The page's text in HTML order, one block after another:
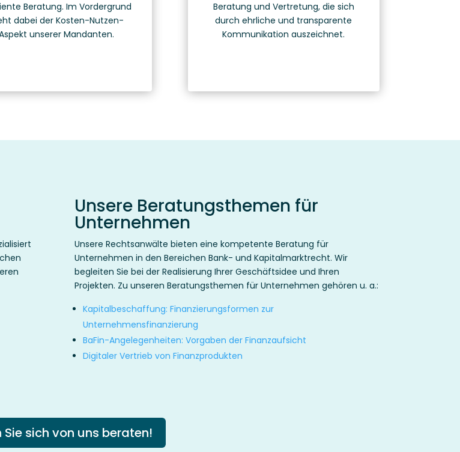
Beratung. Im Vordergrund
dabei der Kosten-Nutzen-
unserer Mandanten.
Beratung und Vertretung, die sich
durch ehrliche und transparente
Kommunikation auszeichnet.
Unsere Beratungsthemen für
Unternehmen
Unsere Rechtsanwälte bieten eine kompetente Beratung für
Unternehmen in den Bereichen Bank- und Kapitalmarktrecht. Wir
begleiten Sie bei der Realisierung Ihrer Geschäftsidee und Ihren
Projekten. Zu unseren Beratungsthemen für Unternehmen gehören u. a.:
Kapitalbeschaffung: Finanzierungsformen zur
Unternehmensfinanzierung
BaFin-Angelegenheiten: Vorgaben der Finanzaufsicht
Digitaler Vertrieb von Finanzprodukten
Sie sich von uns beraten!